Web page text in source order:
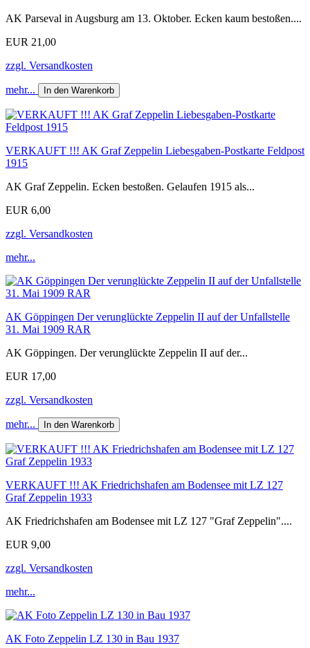
AK Parseval in Augsburg am 13. Oktober. Ecken kaum bestoßen....
EUR 21,00
zzgl. Versandkosten
mehr... In den Warenkorb
VERKAUFT !!! AK Graf Zeppelin Liebesgaben-Postkarte Feldpost
1915
AK Graf Zeppelin. Ecken bestoßen. Gelaufen 1915 als...
EUR 6,00
zzgl. Versandkosten
mehr...
AK Göppingen Der verunglückte Zeppelin II auf der Unfallstelle
31. Mai 1909 RAR
AK Göppingen. Der verunglückte Zeppelin II auf der...
EUR 17,00
zzgl. Versandkosten
mehr... In den Warenkorb
VERKAUFT !!! AK Friedrichshafen am Bodensee mit LZ 127
Graf Zeppelin 1933
AK Friedrichshafen am Bodensee mit LZ 127 "Graf Zeppelin"....
EUR 9,00
zzgl. Versandkosten
mehr...
AK Foto Zeppelin LZ 130 in Bau 1937